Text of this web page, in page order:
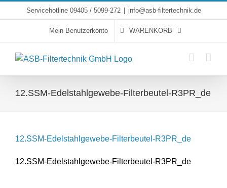
to
Servicehotline 09405 / 5099-272 info@asb-filtertechnik.de
Mein Benutzerkonto WARENKORB
12.SSM-Edelstahlgewebe-Filterbeutel-R3PR_de
12.SSM-Edelstahlgewebe-Filterbeutel-R3PR_de
12.SSM-Edelstahlgewebe-Filterbeutel-R3PR_de